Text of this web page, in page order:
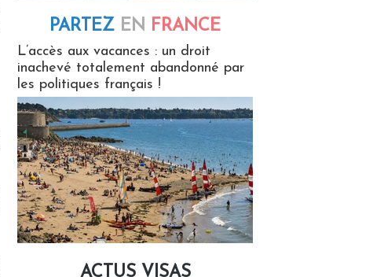
PARTEZ EN FRANCE
L’accès aux vacances : un droit
inachevé totalement abandonné par
les politiques français !
ACTUS VISAS